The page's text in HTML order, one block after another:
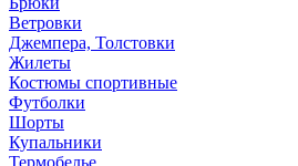
Ветровки
Джемпера, Толстовки
Жилеты
Костюмы спортивные
Футболки
Шорты
Купальники
Термобелье